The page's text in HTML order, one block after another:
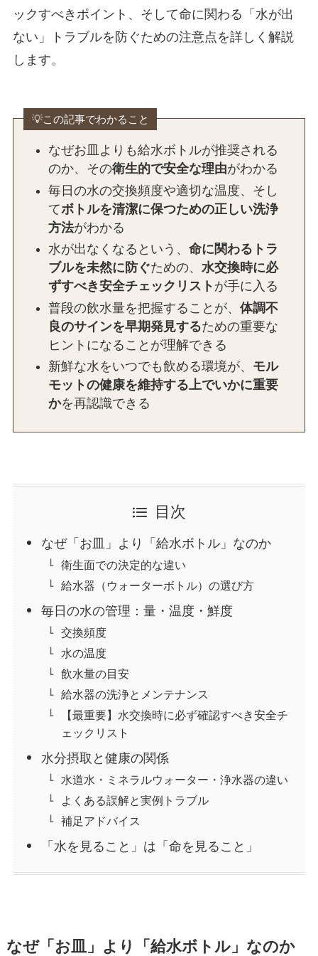
ックすべきポイント、そして命に関わる「水が出
ない」トラブルを防ぐための注意点を詳しく解説
します。
💡この記事でわかること
なぜお皿よりも給水ボトルが推奨される
のか、その衛生的で安全な理由がわかる
毎日の水の交換頻度や適切な温度、そし
てボトルを清潔に保つための正しい洗浄
方法がわかる
水が出なくなるという、命に関わるトラ
ブルを未然に防ぐための、水交換時に必
ずすべき安全チェックリスト が手に入る
普段の飲水量を把握することが、体調不
良のサインを早期発見するための重要な
ヒントになることが理解できる
新鮮な水をいつでも飲める環境が、 モル
モットの健康を維持する上でいかに重要
かを再認識できる
目次
なぜ「お皿」より「給水ボトル」なのか
衛生面での決定的な違い
給水器（ウォーターボトル）の選び方
毎日の水の管理：量・温度・鮮度
交換頻度
水の温度
飲水量の目安
給水器の洗浄とメンテナンス
【最重要】水交換時に必ず確認すべき安全チ
ェックリスト
水分摂取と健康の関係
水道水・ミネラルウォーター・浄水器の違い
よくある誤解と実例トラブル
補足アドバイス
「水を見ること」は「命を見ること」
なぜ「お皿」より「給水ボトル」なのか